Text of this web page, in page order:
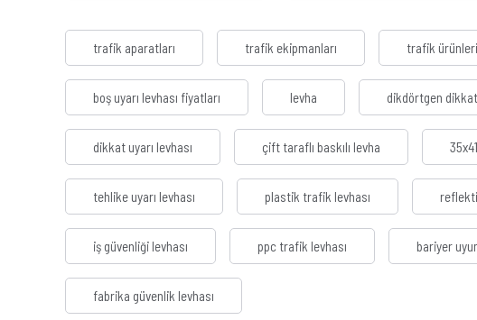
trafik aparatları trafik ekipmanları trafik ürünleri
boş uyarı levhası fiyatları levha dikdörtgen
dikkat uyarı levhası çift taraflı baskılı levha
tehlike uyarı levhası plastik trafik levhası
iş güvenliği levhası ppc trafik levhası bariyer
fabrika güvenlik levhası